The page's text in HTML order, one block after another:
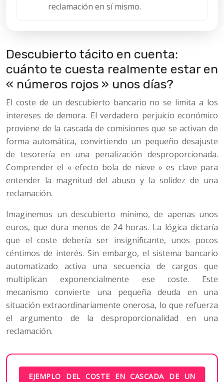
reclamación en sí mismo.
Descubierto tácito en cuenta:
cuánto te cuesta realmente estar en
« números rojos » unos días?
El coste de un descubierto bancario no se limita a los
intereses de demora. El verdadero perjuicio económico
proviene de la cascada de comisiones que se activan de
forma automática, convirtiendo un pequeño desajuste
de tesorería en una penalización desproporcionada.
Comprender el « efecto bola de nieve » es clave para
entender la magnitud del abuso y la solidez de una
reclamación.
Imaginemos un descubierto mínimo, de apenas unos
euros, que dura menos de 24 horas. La lógica dictaría
que el coste debería ser insignificante, unos pocos
céntimos de interés. Sin embargo, el sistema bancario
automatizado activa una secuencia de cargos que
multiplican exponencialmente ese coste. Este
mecanismo convierte una pequeña deuda en una
situación extraordinariamente onerosa, lo que refuerza
el argumento de la desproporcionalidad en una
reclamación.
EJEMPLO DEL COSTE EN CASCADA DE UN